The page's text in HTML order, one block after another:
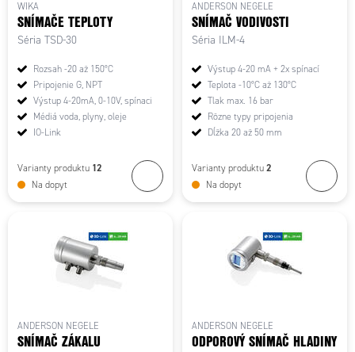
WIKA
SNÍMAČE TEPLOTY
Séria TSD-30
Rozsah -20 až 150°C
Pripojenie G, NPT
Výstup 4-20mA, 0-10V, spínaci
Médiá voda, plyny, oleje
IO-Link
Varianty produktu 12
Na dopyt
ANDERSON NEGELE
SNÍMAČ VODIVOSTI
Séria ILM-4
Výstup 4-20 mA + 2x spínací
Teplota -10°C až 130°C
Tlak max. 16 bar
Rôzne typy pripojenia
Dĺžka 20 až 50 mm
Varianty produktu 2
Na dopyt
ANDERSON NEGELE
SNÍMAČ ZÁKALU
ANDERSON NEGELE
ODPOROVÝ SNÍMAČ HLADINY